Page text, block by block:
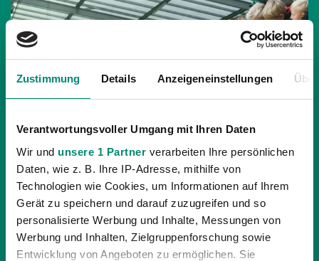
Zustimmung Details Anzeigeneinstellungen
Verantwortungsvoller Umgang mit Ihren Daten
Wir und unsere 1 Partner verarbeiten Ihre persönlichen
Daten, wie z. B. Ihre IP-Adresse, mithilfe von
Technologien wie Cookies, um Informationen auf Ihrem
Gerät zu speichern und darauf zuzugreifen und so
personalisierte Werbung und Inhalte, Messungen von
Werbung und Inhalten, Zielgruppenforschung sowie
Entwicklung von Angeboten zu ermöglichen. Sie
18.11.2021| ALLGEMEINE NEWS, PROFIS
JUGENDTAG BEIM MATCH GEGEN
HARTBERG